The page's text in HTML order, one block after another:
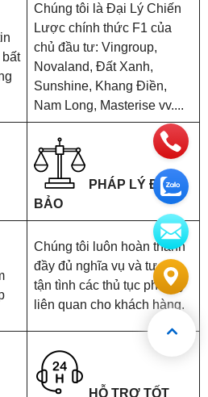
Chúng tôi là Đại Lý Chiến
Lược chính thức F1 của
chủ đầu tư: Vingroup,
Novaland, Đất Xanh,
Sunshine, Khang Điền,
Nam Long, Masterise vv....
PHÁP LÝ ĐẢM
BẢO
Chúng tôi luôn hoàn thành
đầy đủ nghĩa vụ và tư vấn
tận tình các thủ tục pháp lý
liên quan cho khách hàng.
HỖ TRỢ TỐT